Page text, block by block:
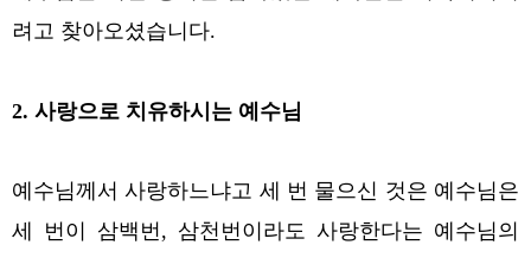
려고 찾아오셨습니다.
2. 사랑으로 치유하시는 예수님
예수님께서 사랑하느냐고 세 번 물으신 것은 예수님은
세 번이 삼백번, 삼천번이라도 사랑한다는 예수님의